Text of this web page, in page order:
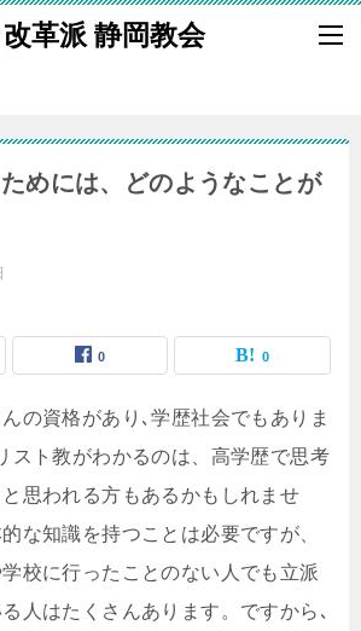
革派 静岡教会
めには、どのようなことが
0 0
の資格があり､学歴社会でもありま
スト教がわかるのは、高学歴で思考
思われる方もあるかもしれませ
な知識を持つことは必要ですが、
校に行ったことのない人でも立派
人はたくさんあります。ですから､